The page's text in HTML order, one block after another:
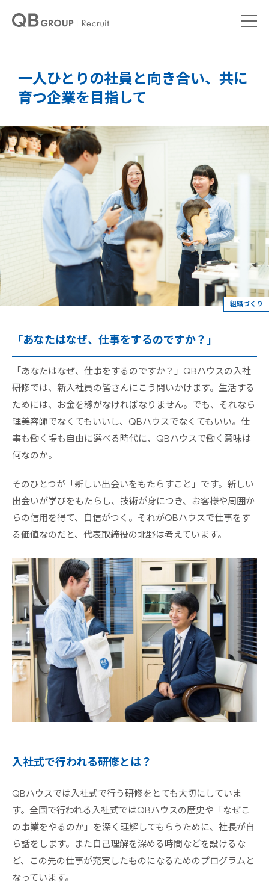
組織づくり
一人ひとりの社員と向き合い、共に
育つ企業を目指して
「あなたはなぜ、仕事をするのですか？」
「あなたはなぜ、仕事をするのですか？」QBハウスの入社
研修では、新入社員の皆さんにこう問いかけます。生活する
ためには、お金を稼がなければなりません。でも、それなら
理美容師でなくてもいいし、QBハウスでなくてもいい。仕
事も働く場も自由に選べる時代に、QBハウスで働く意味は
何なのか。
そのひとつが「新しい出会いをもたらすこと」です。新しい
出会いが学びをもたらし、技術が身につき、お客様や周囲か
らの信用を得て、自信がつく。それがQBハウスで仕事をす
る価値なのだと、代表取締役の北野は考えています。
入社式で行われる研修とは？
QBハウスでは入社式で行う研修をとても大切にしていま
す。全国で行われる入社式ではQBハウスの歴史や「なぜこ
の事業をやるのか」を深く理解してもらうために、社長が自
ら話をします。また自己理解を深める時間などを設けるな
ど、この先の仕事が充実したものになるためのプログラムと
なっています。